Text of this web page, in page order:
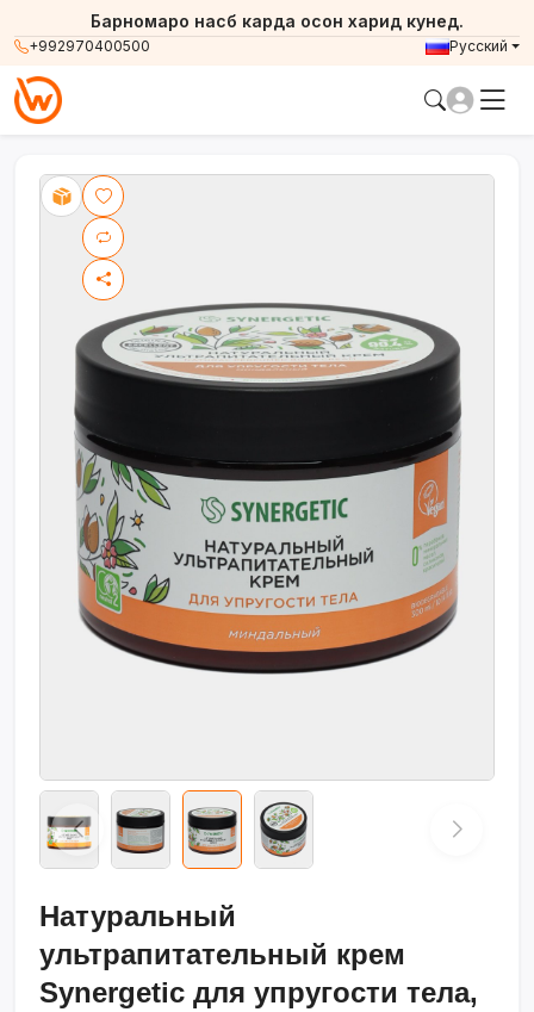
+992970400500
Барномаро насб карда осон харид кунед.
Русский
Натуральный
ультрапитательный крем
Synergetic для упругости тела,